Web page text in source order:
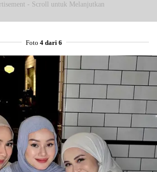
- Scroll untuk Melanjutkan
Foto 4 dari 6